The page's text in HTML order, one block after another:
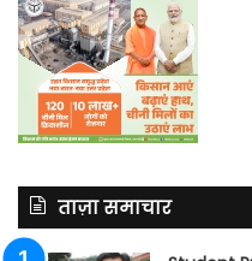
ताज़ा समाचार